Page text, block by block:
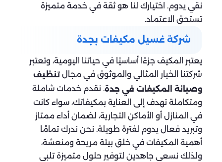
نقي يدوم. اختيارك لنا هو ثقة في خدمة متميزة
تستحق الاعتماد.
شركة غسيل مكيفات بجدة
يعتبر المكيف جزءًا أساسيًا في حياتنا اليومية، وتعتبر
شركتنا الخيار المثالي والموثوق في مجال تنظيف
وصيانة المكيفات في جدة. نقدم خدمات شاملة
ومتكاملة تهدف إلى العناية بمكيفاتك، سواء كانت
في المنازل أو الأماكن التجارية، لضمان أداء ممتاز
وتبريد فعال يدوم لفترة طويلة. نحن ندرك تمامًا
أهمية المكيفات في خلق بيئة مريحة ومنعشة،
ولذلك نسعى جاهدين لتوفير حلول متميزة تلبي